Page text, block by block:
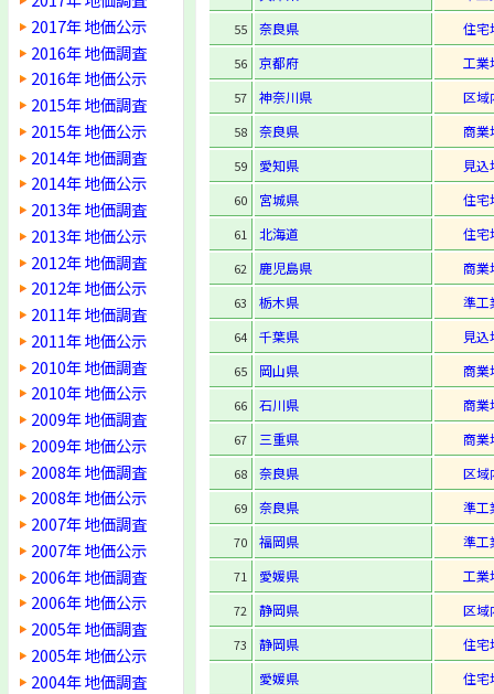
2017年 地価公示
2016年 地価調査
2016年 地価公示
2015年 地価調査
2015年 地価公示
2014年 地価調査
2014年 地価公示
2013年 地価調査
2013年 地価公示
2012年 地価調査
2012年 地価公示
2011年 地価調査
2011年 地価公示
2010年 地価調査
2010年 地価公示
2009年 地価調査
2009年 地価公示
2008年 地価調査
2008年 地価公示
2007年 地価調査
2007年 地価公示
2006年 地価調査
2006年 地価公示
2005年 地価調査
2005年 地価公示
2004年 地価調査
55 奈良県 住宅
56 京都府 工業
57 神奈川県 区域
58 奈良県 商業
59 愛知県 見込
60 宮城県 住宅
61 北海道 住宅
62 鹿児島県 商業
63 栃木県 準工
64 千葉県 見込
65 岡山県 商業
66 石川県 商業
67 三重県 商業
68 奈良県 区域
69 奈良県 準工
70 福岡県 準工
71 愛媛県 工業
72 静岡県 区域
73 静岡県
住宅
愛媛県
住宅